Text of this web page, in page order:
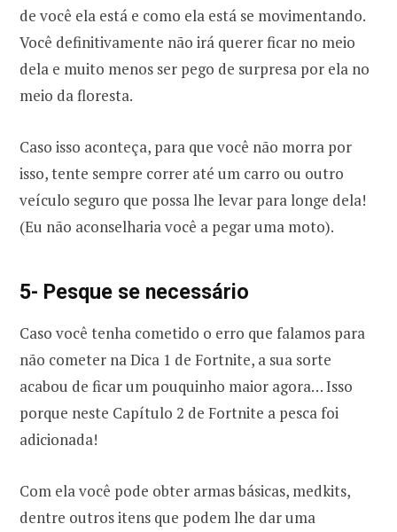
de você ela está e como ela está se movimentando.
Você definitivamente não irá querer ficar no meio
dela e muito menos ser pego de surpresa por ela no
meio da floresta.
Caso isso aconteça, para que você não morra por
isso, tente sempre correr até um carro ou outro
veículo seguro que possa lhe levar para longe dela!
(Eu não aconselharia você a pegar uma moto).
5- Pesque se necessário
Caso você tenha cometido o erro que falamos para
não cometer na Dica 1 de Fortnite, a sua sorte
acabou de ficar um pouquinho maior agora… Isso
porque neste Capítulo 2 de Fortnite a pesca foi
adicionada!
Com ela você pode obter armas básicas, medkits,
dentre outros itens que podem lhe dar uma